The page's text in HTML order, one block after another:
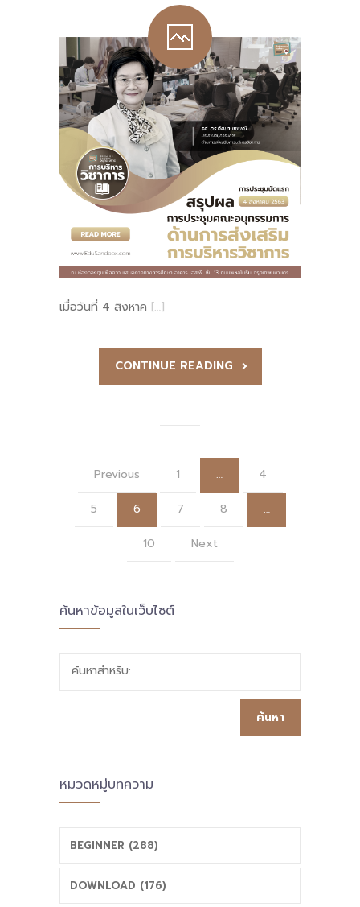
เมื่อวันที่ 4 สิงหาค […]
CONTINUE READING
Previous 1 … 4
5 6 7 8 …
10 Next
ค้นหาข้อมูลในเว็บไซต์
ค้นหาสำหรับ:
หมวดหมู่บทความ
BEGINNER (288)
DOWNLOAD (176)